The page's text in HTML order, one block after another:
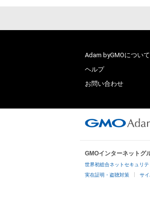
Adam byGMOについて
ヘルプ
お問い合わせ
GMOインターネットグ
世界初総合ネットセキュリ
実在証明・盗聴対策 サ